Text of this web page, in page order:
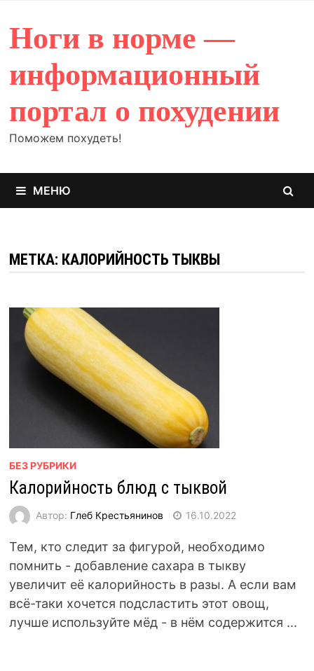
содержимому
Ноги в норме —
информационный
портал о похудении
Поможем похудеть!
МЕНЮ
МЕТКА: КАЛОРИЙНОСТЬ ТЫКВЫ
БЕЗ РУБРИКИ
Калорийность блюд с тыквой
Автор: Глеб Крестьянинов 16.10.2022
Тем, кто следит за фигурой, необходимо
помнить - добавление сахара в тыкву
увеличит её калорийность в разы. А если вам
всё-таки хочется подсластить этот овощ,
лучше используйте мёд - в нём содержится ...